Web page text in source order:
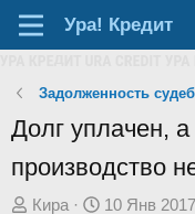
Ура! Кредит
Задолженность
Долг уплачен,
производство
А
Кира
Д
10 Янв 2017